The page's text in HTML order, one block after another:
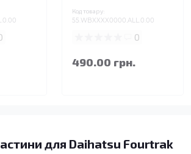
Код товару:
55.WBXXXX0000.ALL.0.00
0
490.00 грн.
для Daihatsu Fourtrak